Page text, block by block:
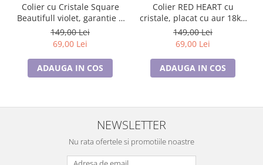
Colier cu Cristale Square
Beautifull violet, garantie 6
luni
149,00 Lei
69,00 Lei
ADAUGA IN COS
Colier RED HEART cu
cristale, placat cu aur 18k -
Accesoriu Luxury al Iubirii
149,00 Lei
69,00 Lei
ADAUGA IN COS
NEWSLETTER
Nu rata ofertele si promotiile noastre